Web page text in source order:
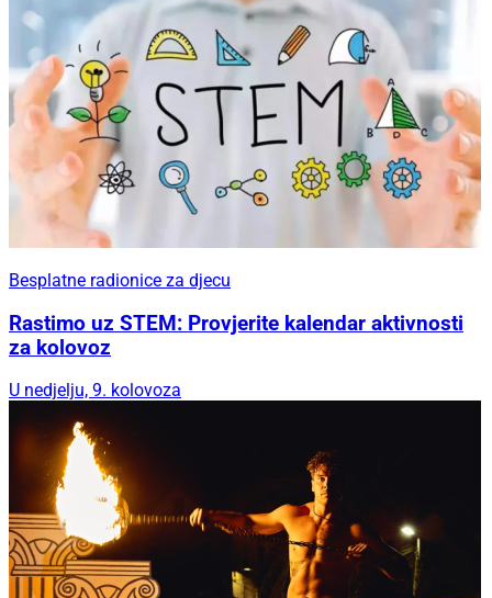
Besplatne radionice za djecu
Rastimo uz STEM: Provjerite kalendar aktivnosti
za kolovoz
U nedjelju, 9. kolovoza